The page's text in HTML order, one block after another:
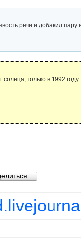
речи и добавил пару
солнца, только в 1992 году